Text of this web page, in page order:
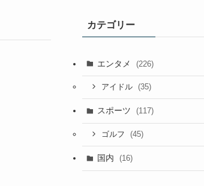
カテゴリー
エンタメ (226)
アイドル (35)
スポーツ (117)
ゴルフ (45)
国内 (16)